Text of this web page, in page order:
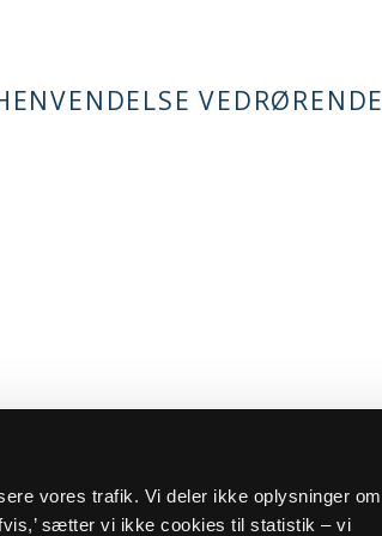
vores trafik. Vi deler ikke oplysninger om
sætter vi ikke cookies til statistik – vi
VEDRØRENDE